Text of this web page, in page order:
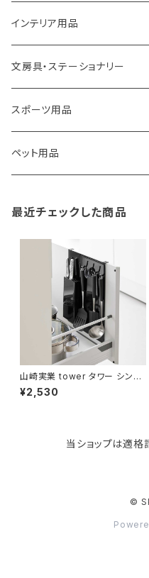
ROOTOTE
100percent
藤田金属
TG
paperblanks
KIND BAG LONDON
tower
トートバッグ
保冷バッグ
リュックサック
ショルダーバッグ
スポーツバッグ
マザーズバッグ
パソコンケース
バッグアクセサリー
キッチンペーパーホルダー
食器・テーブルウェア
ゴミ箱
収納用品
ソープディスペンサー
タオルハンガー
調理器具・調理小物
ディッシュラック
洗面用品
掃除・洗濯用品
トイレ用品
バス用品
インテリア用品
アイロン台
アクセサリー収納
ウェットティッシュケース
ガーデニング用品
クッション・クッションカバー
玄関収納
文房具・ステーショナリー
筆記具・ペン
ノート
スポーツ用品
卓球用品
ペット用品
猫用グッズ
最近チェックした商品
山崎実業 tower タワー シンク
扉スチールパネル シンク下収納
10784 ブラック
¥2,530
当ショップは適格
©